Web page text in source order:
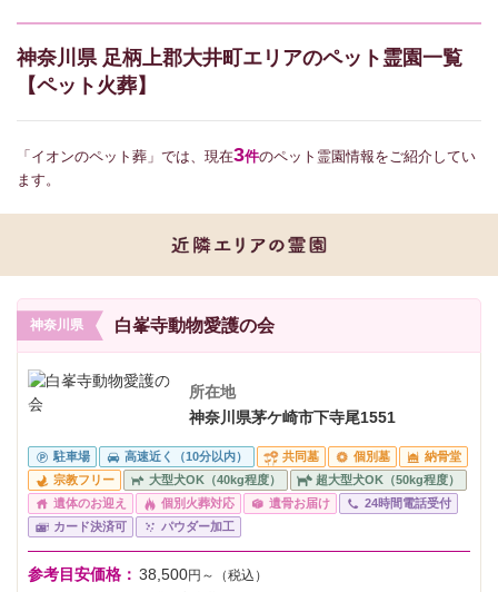
神奈川県 足柄上郡大井町エリアのペット霊園一覧
【ペット火葬】
「イオンのペット葬」では、現在3件のペット霊園情報をご紹介してい
ます。
神奈川県 白峯寺動物愛護の会
所在地
神奈川県茅ケ崎市下寺尾1551
駐車場 高速近く（10分以内） 共同墓 個別墓
納骨堂
宗教フリー
大型犬OK（40kg程度）
超大型犬OK（50kg程度）
遺体のお迎え
個別火葬対応 遺骨お届け
24時間電話受付
カード決済可
パウダー加工
参考目安価格： 38,500円～（税込）